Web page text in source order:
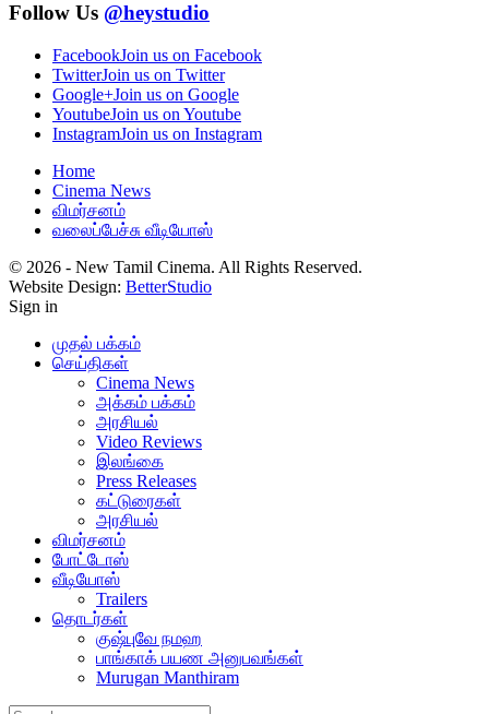
Follow Us @heystudio
FacebookJoin us on Facebook
TwitterJoin us on Twitter
Google+Join us on Google
YoutubeJoin us on Youtube
InstagramJoin us on Instagram
Home
Cinema News
விமர்சனம்
வலைப்பேச்சு வீடியோஸ்
© 2026 - New Tamil Cinema. All Rights Reserved.
Website Design: BetterStudio
Sign in
முதல் பக்கம்
செய்திகள்
Cinema News
அக்கம் பக்கம்
அரசியல்
Video Reviews
இலங்கை
Press Releases
கட்டுரைகள்
அரசியல்
விமர்சனம்
போட்டோஸ்
வீடியோஸ்
Trailers
தொடர்கள்
குஷ்புவே நமஹ
பாங்காக் பயண அனுபவங்கள்
Murugan Manthiram